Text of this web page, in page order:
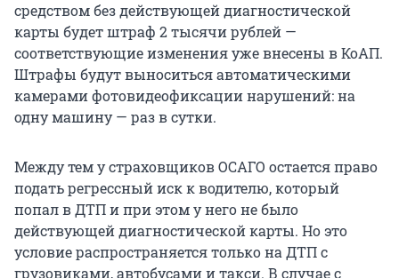
средством без действующей диагностической
карты будет штраф 2 тысячи рублей —
соответствующие изменения уже внесены в КоАП.
Штрафы будут выноситься автоматическими
камерами фотовидеофиксации нарушений: на
одну машину — раз в сутки.
Между тем у страховщиков ОСАГО остается право
подать регрессный иск к водителю, который
попал в ДТП и при этом у него не было
действующей диагностической карты. Но это
условие распространяется только на ДТП с
грузовиками, автобусами и такси. В случае с